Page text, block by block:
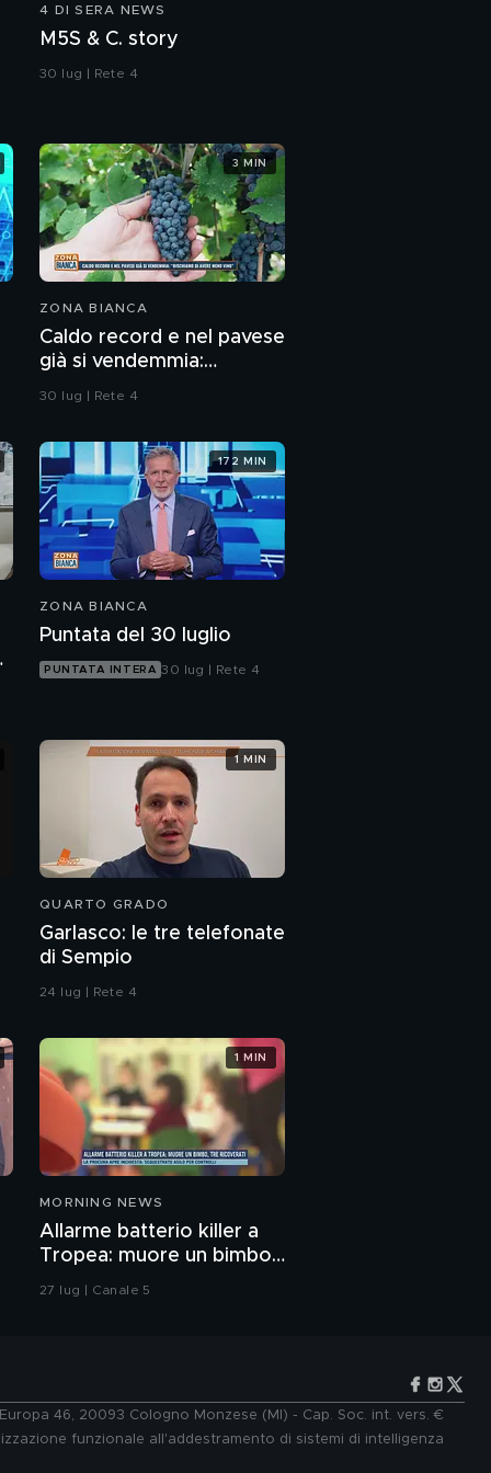
4 DI SERA NEWS
M5S & C. story
30 lug | Rete 4
ZONA BIANCA
Caldo record e nel pavese
già si vendemmia:
"Rischiamo di avere meno
30 lug | Rete 4
3 MIN
ZONA BIANCA
Puntata del 30 luglio
PUNTATA INTERA 30 lug | Rete 4
172 MIN
QUARTO GRADO
Garlasco: le tre telefonate
di Sempio
24 lug | Rete 4
1 MIN
MORNING NEWS
Allarme batterio killer a
Tropea: muore un bimbo,
tre ricoverati
27 lug | Canale 5
1 MIN
46, 20093 Cologno Monzese (MI) - Cap. Soc. int. vers. €
funzionale all'addestramento di sistemi di intelligenza